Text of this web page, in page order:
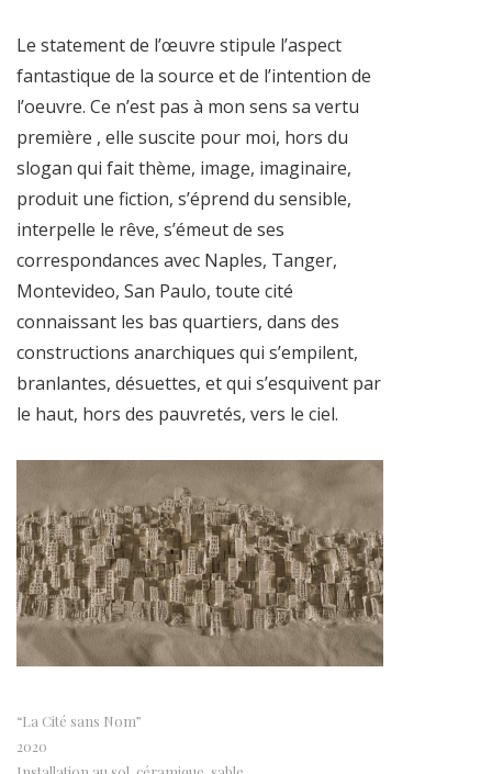
Le statement de l’œuvre stipule l’aspect
fantastique de la source et de l’intention de
l’oeuvre. Ce n’est pas à mon sens sa vertu
première , elle suscite pour moi, hors du
slogan qui fait thème, image, imaginaire,
produit une fiction, s’éprend du sensible,
interpelle le rêve, s’émeut de ses
correspondances avec Naples, Tanger,
Montevideo, San Paulo, toute cité
connaissant les bas quartiers, dans des
constructions anarchiques qui s’empilent,
branlantes, désuettes, et qui s’esquivent par
le haut, hors des pauvretés, vers le ciel.
“La Cité sans Nom”
2020